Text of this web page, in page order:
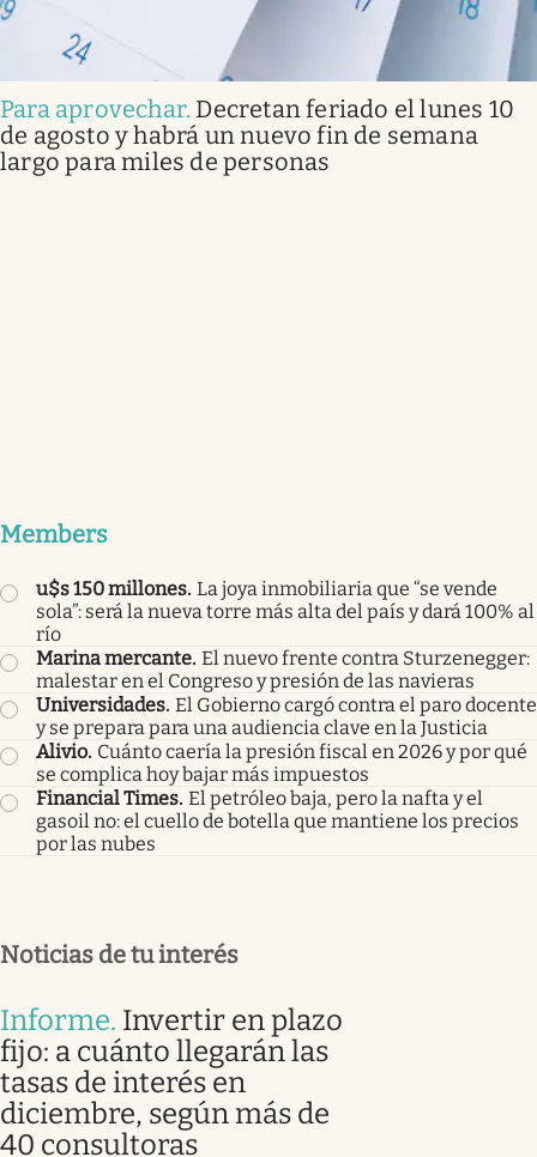
Para aprovechar. Decretan feriado el lunes 10
de agosto y habrá un nuevo fin de semana
largo para miles de personas
Members
u$s 150 millones. La joya inmobiliaria que “se vende
sola”: será la nueva torre más alta del país y dará 100% al
río
Marina mercante. El nuevo frente contra Sturzenegger:
malestar en el Congreso y presión de las navieras
Universidades. El Gobierno cargó contra el paro docente
y se prepara para una audiencia clave en la Justicia
Alivio. Cuánto caería la presión fiscal en 2026 y por qué
se complica hoy bajar más impuestos
Financial Times. El petróleo baja, pero la nafta y el
gasoil no: el cuello de botella que mantiene los precios
por las nubes
Noticias de tu interés
Informe. Invertir en plazo
fijo: a cuánto llegarán las
tasas de interés en
diciembre, según más de
40 consultoras